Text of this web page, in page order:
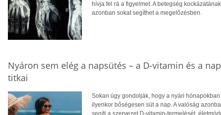
hívja fel rá a figyelmet. A betegség
azonban sokat segíthet a megelőzésben.
Nyáron sem elég a napsütés – a D-vitamin és a
titkai
Sokan úgy gondolják, hogy a nyári
ilyenkor bőségesen süt a nap. A valóság
segíti a szervezet D-vitamin-termelését,